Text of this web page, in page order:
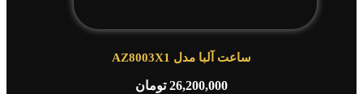
ساعت آلبا مدل AZ8003X1
26,200,000 تومان